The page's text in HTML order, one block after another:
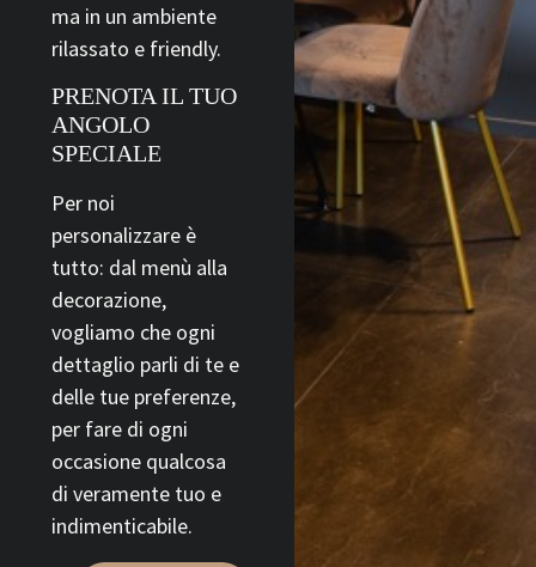
ma in un ambiente
rilassato e friendly.
PRENOTA IL TUO
ANGOLO
SPECIALE
Per noi
personalizzare è
tutto: dal menù alla
decorazione,
vogliamo che ogni
dettaglio parli di te e
delle tue preferenze,
per fare di ogni
occasione qualcosa
di veramente tuo e
indimenticabile.